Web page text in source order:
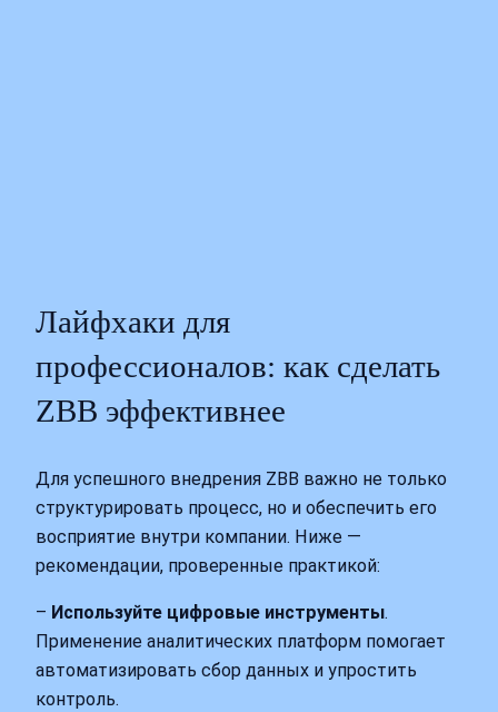
Лайфхаки для
профессионалов: как сделать
ZBB эффективнее
Для успешного внедрения ZBB важно не только
структурировать процесс, но и обеспечить его
восприятие внутри компании. Ниже —
рекомендации, проверенные практикой:
– Используйте цифровые инструменты.
Применение аналитических платформ помогает
автоматизировать сбор данных и упростить
контроль.